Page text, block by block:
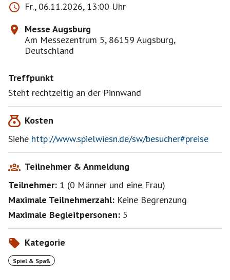
Fr., 06.11.2026, 13:00 Uhr
Messe Augsburg
Am Messezentrum 5, 86159 Augsburg,
Deutschland
Treffpunkt
Steht rechtzeitig an der Pinnwand
Kosten
Siehe http://www.spielwiesn.de/sw/besucher#preise
Teilnehmer & Anmeldung
Teilnehmer: 1 (0 Männer und eine Frau)
Maximale Teilnehmerzahl: Keine Begrenzung
Maximale Begleitpersonen: 5
Kategorie
Spiel & Spaß